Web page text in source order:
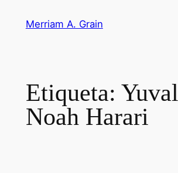
Merriam A. Grain
Etiqueta: Yuval
Noah Harari